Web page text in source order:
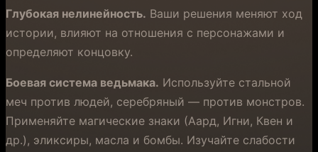
Глубокая нелинейность. Ваши решения меняют ход
истории, влияют на отношения с персонажами и
определяют концовку.
Боевая система ведьмака. Используйте стальной
меч против людей, серебряный — против монстров.
Применяйте магические знаки (Аард, Игни, Квен и
др.), эликсиры, масла и бомбы. Изучайте слабости